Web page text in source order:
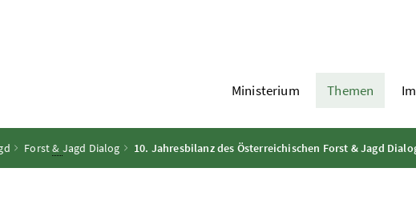
Ministerium Themen
Forst& Jagd Dialog 10. Jahresbilanz des Österreichischen Forst & Jagd